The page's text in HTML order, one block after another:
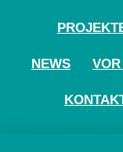
NEWS